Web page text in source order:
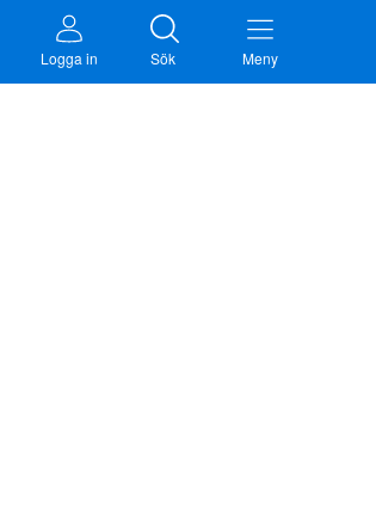
Logga in Sök Meny